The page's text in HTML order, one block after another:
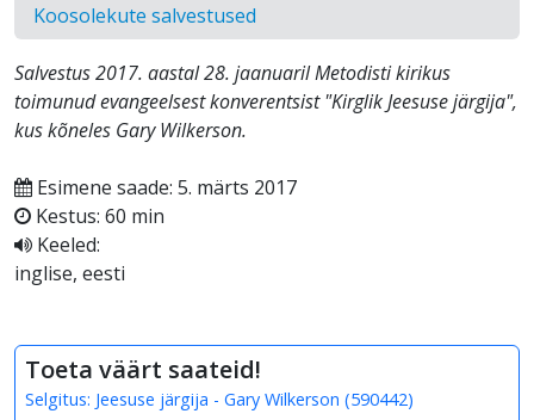
Koosolekute salvestused
Salvestus 2017. aastal 28. jaanuaril Metodisti kirikus
toimunud evangeelsest konverentsist "Kirglik Jeesuse järgija",
kus kõneles Gary Wilkerson.
Esimene saade: 5. märts 2017
Kestus: 60 min
Keeled:
inglise, eesti
Toeta väärt saateid!
Selgitus: Jeesuse järgija - Gary Wilkerson (590442)